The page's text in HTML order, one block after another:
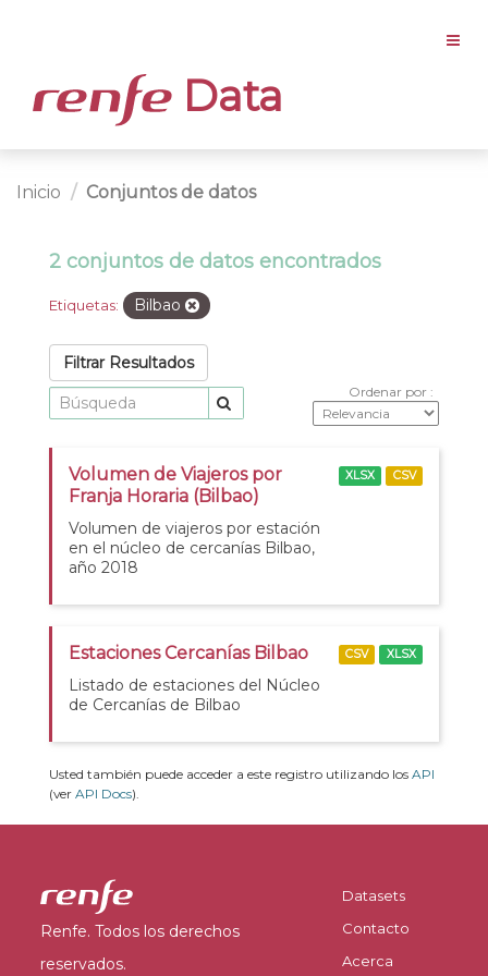
Data
Inicio Conjuntos de datos
2 conjuntos de datos encontrados
Etiquetas: Bilbao
Filtrar Resultados
Ordenar por
Volumen de Viajeros por
Franja Horaria (Bilbao)
Volumen de viajeros por estación
en el núcleo de cercanías Bilbao,
año 2018
XLSX CSV
Estaciones Cercanías Bilbao
Listado de estaciones del Núcleo
de Cercanías de Bilbao
CSV XLSX
Usted también puede acceder a este registro utilizando los API
(ver API Docs).
Renfe. Todos los derechos
reservados.
Datasets
Contacto
Acerca